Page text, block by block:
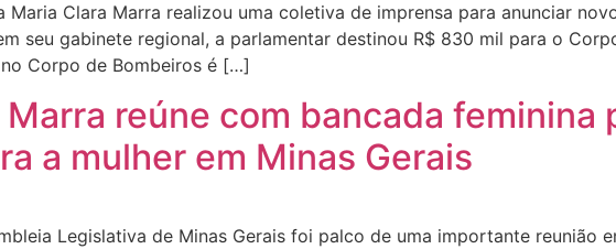
Clara Marra realizou uma coletiva de imprensa para anunciar
seu gabinete regional, a parlamentar destinou R$ 830 mil para o
Corpo de Bombeiros é […]
reúne com bancada feminina
a mulher em Minas Gerais
Legislativa de Minas Gerais foi palco de uma importante reunião